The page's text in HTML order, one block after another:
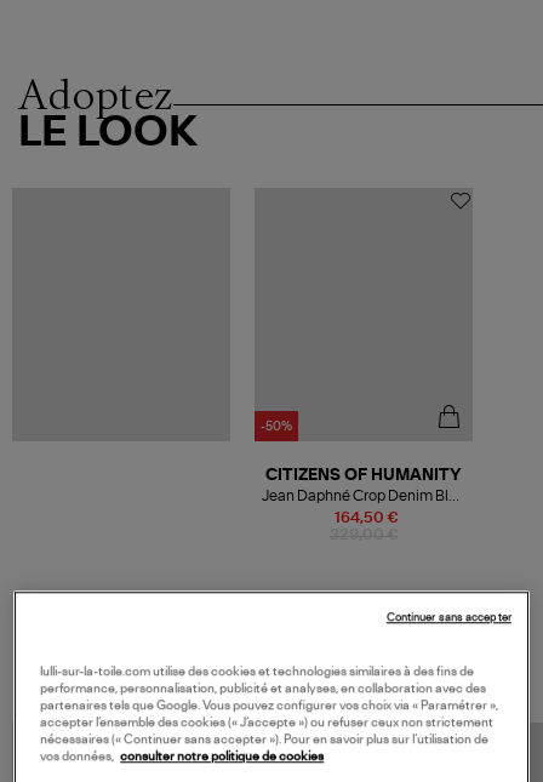
Adoptez
LE LOOK
-50%
164,50 €
CITIZENS OF HUMANITY
Jean Daphné Crop Denim Bleu
Mirage
lulli-sur-la-toile.com utilise des cookies et technologies similaires à des fins de
performance, personnalisation, publicité et analyses, en collaboration avec des
partenaires tels que Google. Vous pouvez configurer vos choix via « Paramétrer »,
accepter l’ensemble des cookies (« J’accepte ») ou refuser ceux non strictement
nécessaires (« Continuer sans accepter »). Pour en savoir plus sur l’utilisation de
vos données, consulter notre politique de cookies
Continuer sans accepter